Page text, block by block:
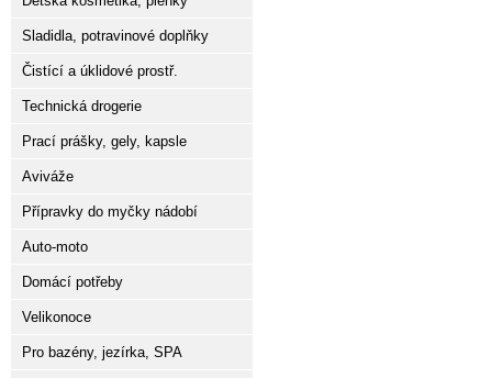
Sladidla, potravinové doplňky
Čistící a úklidové prostř.
Technická drogerie
Prací prášky, gely, kapsle
Aviváže
Přípravky do myčky nádobí
Auto-moto
Domácí potřeby
Velikonoce
Pro bazény, jezírka, SPA